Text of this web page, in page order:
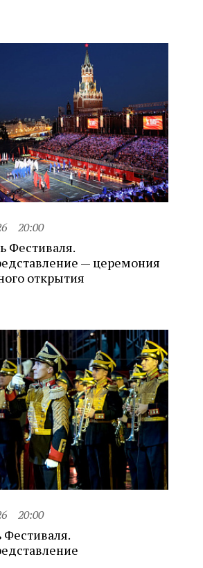
20:00
Фестиваля.
— церемония
открытия
20:00